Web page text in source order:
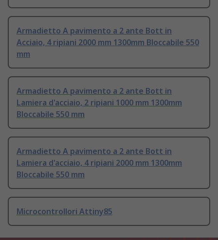
Armadietto A pavimento a 2 ante Bott in
Acciaio, 4 ripiani 2000 mm 1300mm Bloccabile 550
mm
Armadietto A pavimento a 2 ante Bott in
Lamiera d'acciaio, 2 ripiani 1000 mm 1300mm
Bloccabile 550 mm
Armadietto A pavimento a 2 ante Bott in
Lamiera d'acciaio, 4 ripiani 2000 mm 1300mm
Bloccabile 550 mm
Microcontrollori Attiny85